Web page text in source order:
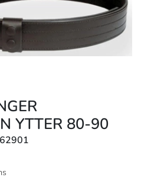
YTTER 80-90